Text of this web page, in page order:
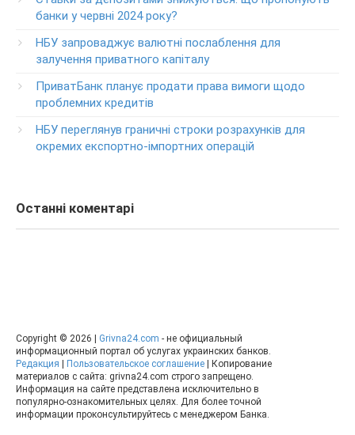
класса GOLD
0-800-504-707
Круглосуточный телефон поддержки обслуживания
0-800-500-030
0-800-500-804
банки у червні 2024 року?
НБУ запроваджує валютні послаблення для
залучення приватного капіталу
ПриватБанк планує продати права вимоги щодо
проблемних кредитів
НБУ переглянув граничні строки розрахунків для
окремих експортно-імпортних операцій
Останні коментарі
Copyright © 2026 | Grivna24.com - не официальный
информационный портал об услугах украинских банков.
Редакция
Пользовательское соглашение
| Копирование
материалов с сайта: grivna24.com строго запрещено.
Информация на сайте представлена исключительно в
популярно-ознакомительных целях. Для более точной
информации проконсультируйтесь с менеджером Банка.